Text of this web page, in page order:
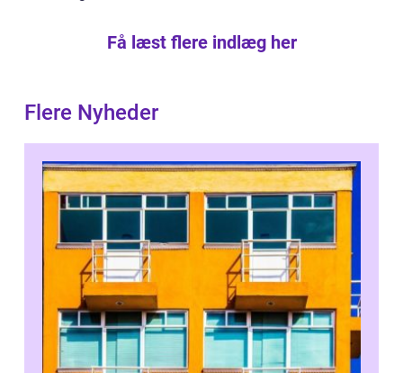
Få læst flere indlæg her
Flere Nyheder